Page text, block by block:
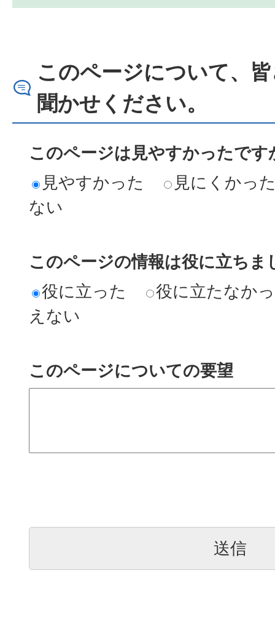
このページについて、
聞かせください。
このページは見やすかったです
見やすかった
見にくかっ
ない
このページの情報は役に立ちま
役に立った
役に立たなか
えない
このページについての要望